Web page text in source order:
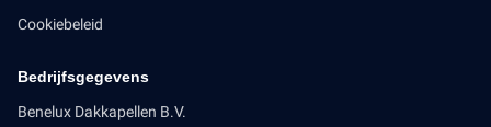
Cookiebeleid
Bedrijfsgegevens
Benelux Dakkapellen B.V.